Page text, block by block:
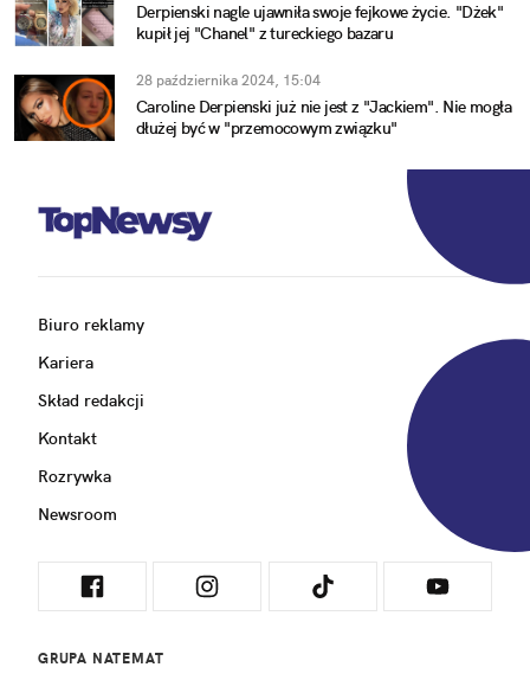
Derpienski nagle ujawniła swoje fejkowe życie. "Dżek"
kupił jej "Chanel" z tureckiego bazaru
28 października 2024, 15:04
Caroline Derpienski już nie jest z "Jackiem". Nie mogła
dłużej być w "przemocowym związku"
Biuro reklamy
Kariera
Skład redakcji
Kontakt
Rozrywka
Newsroom
GRUPA NATEMAT